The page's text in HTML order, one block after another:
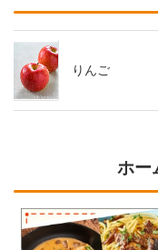
りんご
ホー